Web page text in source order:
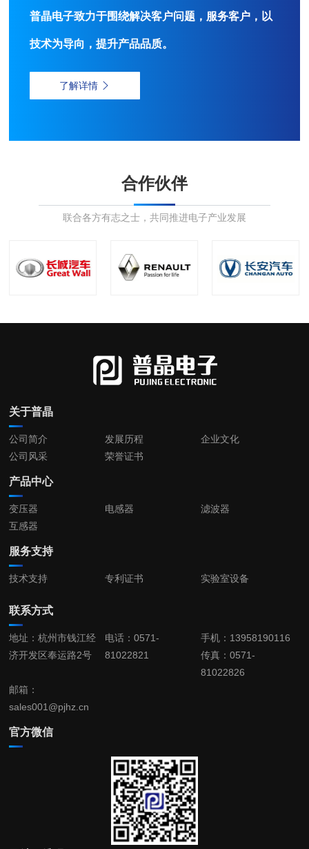
普晶电子致力于围绕解决客户问题， 服务客户，以
技术为导向，提升产品品质。
了解详情 
合作伙伴
联合各方有志之士，共同推进电子产业发展
关于普晶
公司简介 发展历程
企业文化
公司风采
荣誉证书
产品中心
变压器 电感器
滤波器
互感器
服务支持
技术支持 专利证书 实验室设备
联系方式
地址：杭州市钱江经
济开发区奉运路2号
电话：0571-
81022821
手机：13958190116
传真：0571-
81022826
邮箱：
sales001@pjhz.cn
官方微信